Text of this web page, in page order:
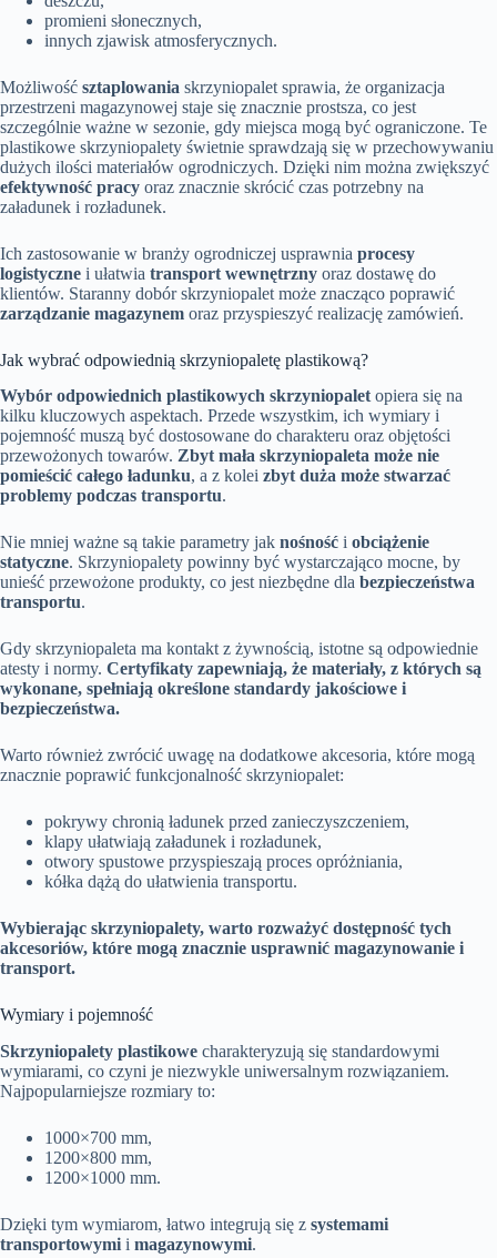
promieni słonecznych,
innych zjawisk atmosferycznych.
Możliwość sztaplowania skrzyniopalet sprawia, że organizacja
przestrzeni magazynowej staje się znacznie prostsza, co jest
szczególnie ważne w sezonie, gdy miejsca mogą być ograniczone. Te
plastikowe skrzyniopalety świetnie sprawdzają się w przechowywaniu
dużych ilości materiałów ogrodniczych. Dzięki nim można zwiększyć
efektywność pracy oraz znacznie skrócić czas potrzebny na
załadunek i rozładunek.
Ich zastosowanie w branży ogrodniczej usprawnia procesy
logistyczne i ułatwia transport wewnętrzny oraz dostawę do
klientów. Staranny dobór skrzyniopalet może znacząco poprawić
zarządzanie magazynem oraz przyspieszyć realizację zamówień.
Jak wybrać odpowiednią skrzyniopaletę plastikową?
Wybór odpowiednich plastikowych skrzyniopalet opiera się na
kilku kluczowych aspektach. Przede wszystkim, ich wymiary i
pojemność muszą być dostosowane do charakteru oraz objętości
przewożonych towarów. Zbyt mała skrzyniopaleta może nie
pomieścić całego ładunku, a z kolei zbyt duża może stwarzać
problemy podczas transportu.
Nie mniej ważne są takie parametry jak nośność i obciążenie
statyczne. Skrzyniopalety powinny być wystarczająco mocne, by
unieść przewożone produkty, co jest niezbędne dla bezpieczeństwa
transportu.
Gdy skrzyniopaleta ma kontakt z żywnością, istotne są odpowiednie
atesty i normy. Certyfikaty zapewniają, że materiały, z których są
wykonane, spełniają określone standardy jakościowe i
bezpieczeństwa.
Warto również zwrócić uwagę na dodatkowe akcesoria, które mogą
znacznie poprawić funkcjonalność skrzyniopalet:
pokrywy chronią ładunek przed zanieczyszczeniem,
klapy ułatwiają załadunek i rozładunek,
otwory spustowe przyspieszają proces opróżniania,
kółka dążą do ułatwienia transportu.
Wybierając skrzyniopalety, warto rozważyć dostępność tych
akcesoriów, które mogą znacznie usprawnić magazynowanie i
transport.
Wymiary i pojemność
Skrzyniopalety plastikowe charakteryzują się standardowymi
wymiarami, co czyni je niezwykle uniwersalnym rozwiązaniem.
Najpopularniejsze rozmiary to:
1000×700 mm,
1200×800 mm,
1200×1000 mm.
Dzięki tym wymiarom, łatwo integrują się z systemami
transportowymi i magazynowymi.